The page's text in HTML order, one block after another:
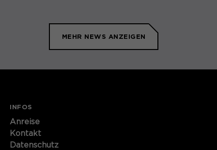
MEHR NEWS ANZEIGEN
INFOS
Anreise
Kontakt
Datenschutz